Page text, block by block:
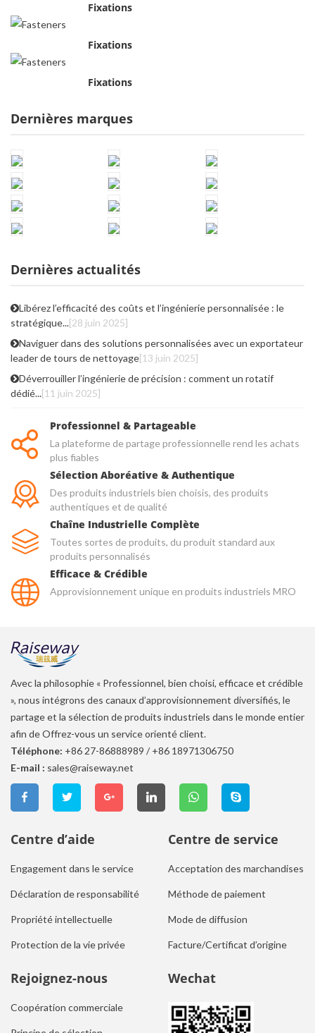
Fixations
Fixations
Fixations
Dernières marques
Dernières actualités
Libérez l’efficacité des coûts et l’ingénierie personnalisée : le
stratégique...[28 juin 2025]
Naviguer dans des solutions personnalisées avec un exportateur
leader de tours de nettoyage[13 juin 2025]
Déverrouiller l’ingénierie de précision : comment un rotatif
dédié...[11 juin 2025]
Professionnel & Partageable
La plateforme de partage professionnelle rend les achats
plus fiables
Sélection Aboréative & Authentique
Des produits industriels bien choisis, des produits
authentiques et de qualité
Chaîne Industrielle Complète
Toutes sortes de produits, du produit standard aux
produits personnalisés
Efficace & Crédible
Approvisionnement unique en produits industriels MRO
Avec la philosophie « Professionnel, bien choisi, efficace et crédible
», nous intégrons des canaux d’approvisionnement diversifiés, le
partage et la sélection de produits industriels dans le monde entier
afin de Offrez-vous un service orienté client.
Téléphone: +86 27-86888989 / +86 18971306750
E-mail : sales@raiseway.net
Centre d’aide
Engagement dans le service
Déclaration de responsabilité
Propriété intellectuelle
Protection de la vie privée
Centre de service
Acceptation des marchandises
Méthode de paiement
Mode de diffusion
Facture/Certificat d’origine
Rejoignez-nous
Coopération commerciale
Wechat